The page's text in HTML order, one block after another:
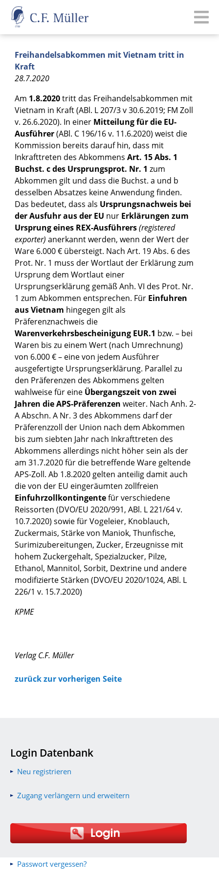
Freihandelsabkommen mit Vietnam tritt in
Kraft
28.7.2020
Am 1.8.2020tritt das Freihandelsabkommen mit
Vietnam in Kraft (ABl. L 207/3 v 30.6.2019; FM Zoll
v. 26.6.2020). In einer Mitteilung für die EU-
Ausführer(ABl. C 196/16 v. 11.6.2020) weist die
Kommission bereits darauf hin, dass mit
Inkrafttreten des Abkommens Art. 15 Abs. 1
Buchst. c des Ursprungsprot. Nr. 1 zum
Abkommen gilt und dass die Buchst. a und b
desselben Absatzes keine Anwendung finden.
Das bedeutet, dass als Ursprungsnachweis bei
der Ausfuhr aus der EU nur Erklärungen zum
Ursprung eines REX-Ausführers(registered
exporter) anerkannt werden, wenn der Wert der
Ware 6.000 € übersteigt. Nach Art. 19 Abs. 6 des
Prot. Nr. 1 muss der Wortlaut der Erklärung zum
Ursprung dem Wortlaut einer
Ursprungserklärung gemäß Anh. VI des Prot. Nr.
1 zum Abkommen entsprechen. Für Einfuhren
aus Vietnam hingegen gilt als
Präferenznachweis die
Warenverkehrsbescheinigung EUR.1 bzw. – bei
Waren bis zu einem Wert (nach Umrechnung)
von 6.000 € – eine von jedem Ausführer
ausgefertigte Ursprungserklärung. Parallel zu
den Präferenzen des Abkommens gelten
wahlweise für eine Übergangszeit von zwei
Jahren die APS-Präferenzen weiter. Nach Anh. 2-
A Abschn. A Nr. 3 des Abkommens darf der
Präferenzzoll der Union nach dem Abkommen
bis zum siebten Jahr nach Inkrafttreten des
Abkommens allerdings nicht höher sein als der
am 31.7.2020 für die betreffende Ware geltende
APS-Zoll. Ab 1.8.2020 gelten anteilig damit auch
die von der EU eingeräumten zollfreien
Einfuhrzollkontingentefür verschiedene
Reissorten (DVO/EU 2020/991, ABl. L 221/64 v.
10.7.2020) sowie für Vogeleier, Knoblauch,
Zuckermais, Stärke von Maniok, Thunfische,
Surimizubereitungen, Zucker, Erzeugnisse mit
hohem Zuckergehalt, Spezialzucker, Pilze,
Ethanol, Mannitol, Sorbit, Dextrine und andere
modifizierte Stärken (DVO/EU 2020/1024, ABl. L
226/1 v. 15.7.2020)
KPME
Verlag C.F. Müller
zurück zur vorherigen Seite
Login Datenbank
Neu registrieren
Zugang verlängern und erweitern
Passwort vergessen?